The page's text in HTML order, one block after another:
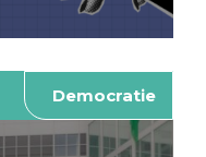
Democratie